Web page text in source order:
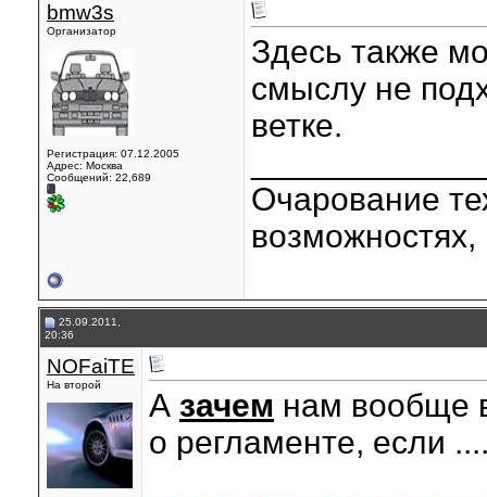
bmw3s
Организатор
Регистрация: 07.12.2005
Адрес: Москва
Сообщений: 22,689
Здесь также
смыслу не
ветке.
Очарование
возможностях,
25.09.2011,
20:36
NOFaiTE
На второй
А зачем нам вообще
о регламенте, если